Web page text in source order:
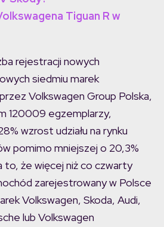
Tiguan R w
rejestracji nowych
siedmiu marek
Volkswagen Group Polska,
120009 egzemplarzy,
wzrost udziału na rynku
pomimo mniejszej o 20,3%
to, że więcej niż co czwarty
zarejestrowany w Polsce
Volkswagen, Skoda, Audi,
lub Volkswagen